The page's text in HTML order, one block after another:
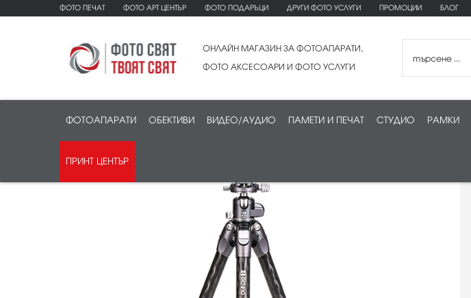
ФОТО ПЕЧАТ ФОТО АРТ ЦЕНТЪР ФОТО ПОДАРЪЦИ ДРУГИ ФОТО УСЛУГИ ПРОМОЦИИ БЛОГ
ОНЛАЙН МАГАЗИН ЗА ФОТОАПАРАТИ,
ФОТО АКСЕСОАРИ И ФОТО УСЛУГИ
ФОТОАПАРАТИ ОБЕКТИВИ ВИДЕО/АУДИО ПАМЕТИ И ПЕЧАТ СТУДИО РАМКИ
ПРИНТ ЦЕНТЪР